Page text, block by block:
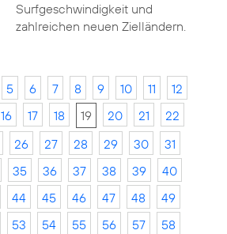
Surfgeschwindigkeit und
zahlreichen neuen Zielländern.
5 6 7 8 9 10 11
12
16 17 18 19 20 21
22
26 27 28 29 30
31
35 36 37 38 39
40
44 45 46 47 48
49
53 54 55 56 57
58